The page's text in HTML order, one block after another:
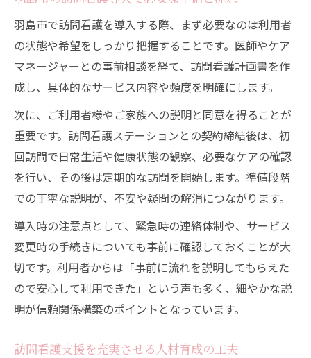
羽島市で訪問看護を導入する際、まず必要なのは利用者
の状態や希望をしっかり把握することです。医師やケア
マネージャーとの事前相談を経て、訪問看護計画書を作
成し、具体的なサービス内容や頻度を明確にします。
次に、ご利用者様やご家族への説明と同意を得ることが
重要です。訪問看護ステーションとの契約締結後は、初
回訪問で日常生活や健康状態の観察、必要なケアの確認
を行い、その後は定期的な訪問を開始します。準備段階
での丁寧な説明が、不安や疑問の解消につながります。
導入時の注意点として、緊急時の連絡体制や、サービス
変更時の手続きについても事前に確認しておくことが大
切です。利用者からは「事前に流れを説明してもらえた
ので安心して利用できた」という声も多く、細やかな説
明が信頼関係構築のポイントとなっています。
訪問看護支援を充実させる人材育成の工夫